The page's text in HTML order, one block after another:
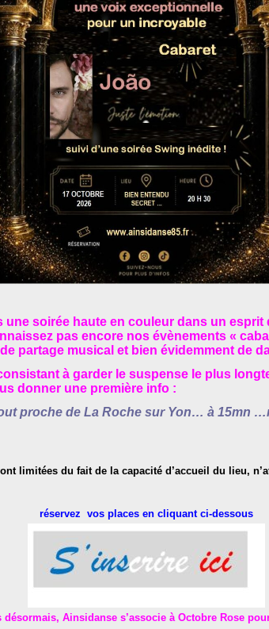
soirée haute en couleur dans un
pas encore nos évènements «
partage musical et bien évidemment de
à garder le suspense le plus
donner une première info :
proche de La Roche sur Yon… à 15mn
limitées du fait de la capacité d’accueil du lieu,
réservez vos places en cliquant ci-dessous
désormais, Ainsidanse s’associe à Octobre Rose